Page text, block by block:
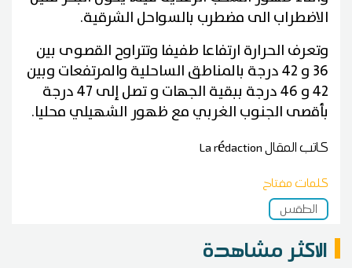
الاضطراب الى مضطرب بالسواحل الشرقية.
وتعرف الحرارة ارتفاعا طفيفا وتتراوح القصوى بين
36 و 42 درجة بالمناطق الساحلية والمرتفعات وبين
42 و 46 درجة ببقية الجهات و تصل إلى 47 درجة
بأقصى الجنوب الغربي مع ظهور الشهيلي محليا.
كاتب المقالLa rédaction
كلمات مفتاح
الطقس
الاكثر مشاهدة